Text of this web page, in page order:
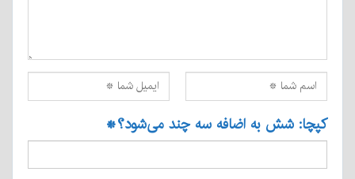
کپچا: شش به اضافه سه چند می‌شود؟*